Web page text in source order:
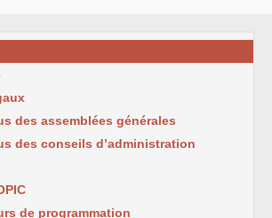
des assemblées générales
des conseils d’administration
de programmation